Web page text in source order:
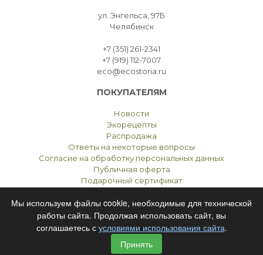
ул. Энгельса, 97Б
Челябинск
+7 (351) 261-2341
+7 (919) 112-7007
eco@ecostoria.ru
ПОКУПАТЕЛЯМ
Новости
Экорецепты
Распродажа
Ответы на некоторые вопросы
Согласие на обработку персональных данных
Публичная оферта
Подарочный сертификат
ЭКОСТОРИЯЧЕЛЯБИНСК © 2021
Мы используем файлы cookie, необходимые для технической
работы сайта. Продолжая использовать сайт, вы
соглашаетесь с условиями использования сайта.
Принять